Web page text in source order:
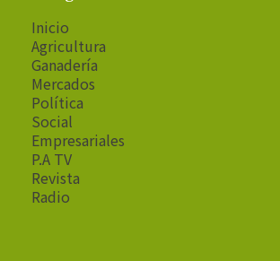
Inicio
Agricultura
Ganadería
Mercados
Política
Social
Empresariales
P.A TV
Revista
Radio